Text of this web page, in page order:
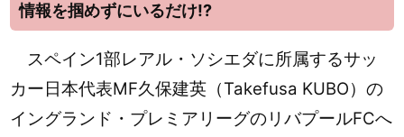
情報を掴めずにいるだけ!?
スペイン1部レアル・ソシエダに所属するサッ
カー日本代表MF久保建英（Takefusa KUBO）の
イングランド・プレミアリーグのリバプールFCへ